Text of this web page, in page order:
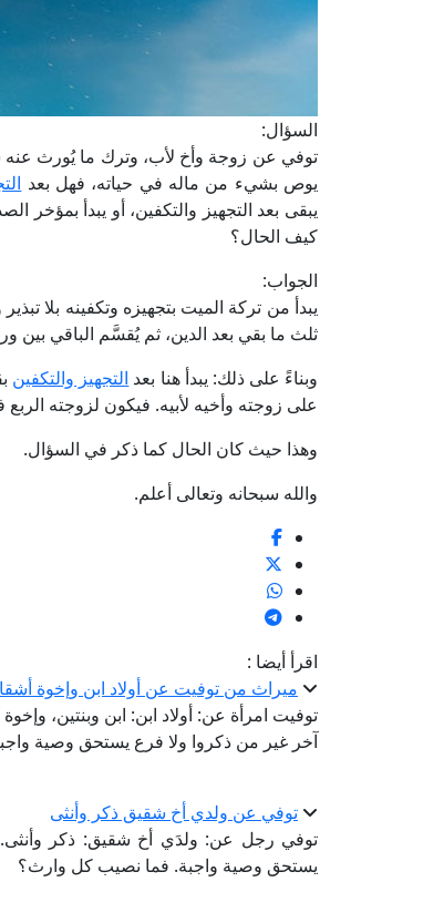
السؤال:
توفي عن زوجة وأخ لأب، وترك ما يُورث عنه
يوص بشيء من ماله في حياته، فهل بعد
يبقى بعد التجهيز والتكفين، أو يبدأ بمؤخر
كيف الحال؟
الجواب:
يبدأ من تركة الميت بتجهيزه وتكفينه بلا
ثلث ما بقي بعد الدين، ثم يُقسَّم الباقي بين
وبناءً على ذلك: يبدأ هنا بعد التجهيز والتكفين
على زوجته وأخيه لأبيه. فيكون لزوجته الربع
وهذا حيث كان الحال كما ذكر في السؤال.
والله سبحانه وتعالى أعلم.
اقرأ أيضا :
ميراث من توفيت عن أولاد ابن وإخوة
توفيت امرأة عن: أولاد ابن: ابن وبنتين،
آخر غير من ذكروا ولا فرع يستحق وصية
توفي عن ولدي أخ شقيق ذكر وأنثى
توفي رجل عن: ولدَي أخ شقيق: ذكر وأنثى.
يستحق وصية واجبة. فما نصيب كل وارث؟